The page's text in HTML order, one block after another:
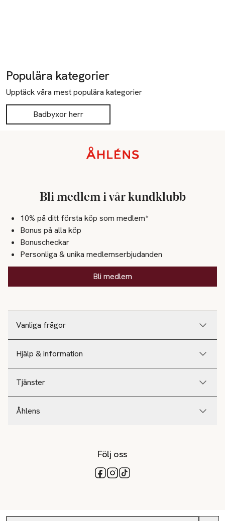
Populära kategorier
Upptäck våra mest populära kategorier
Badbyxor herr
Vanliga frågor
Hjälp & information
Tjänster
Åhlens
Bli medlem i vår kundklubb
10% på ditt första köp som medlem*
Bonus på alla köp
Bonuscheckar
Personliga & unika medlemserbjudanden
Bli medlem
Följ oss